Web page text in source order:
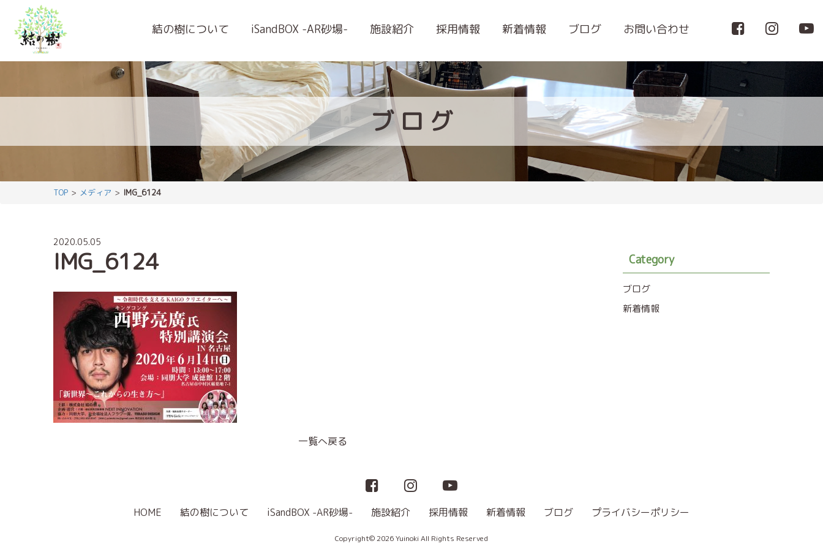
結の樹について iSandBOX -AR砂場- 施設紹介 採用情報 新着情報 ブログ お問い合わせ
ブロ グ
TOP メディア IMG_6124
2020.05.05
IMG_6124
一覧へ戻る
Category
ブログ
新着情報
HOME 結の樹について iSandBOX -AR砂場- 施設紹介 採用情報 新着情報 ブログ プライバシーポリシー
Copyright© 2026 Yuinoki All Rights Reserved